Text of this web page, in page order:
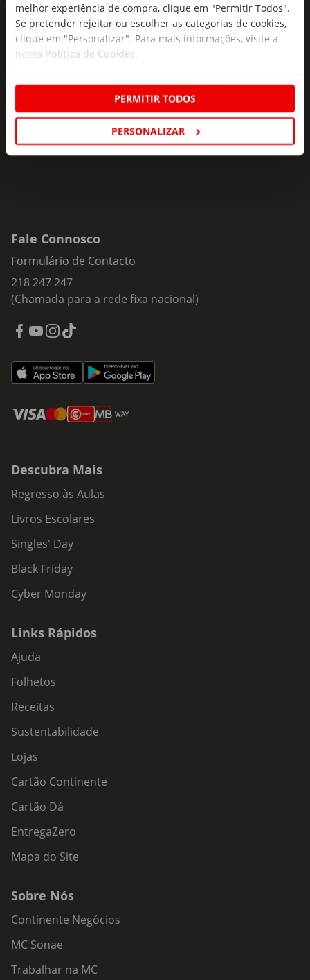
melhor experiência de compra, clique em "Permitir Todos".
Se pretender rejeitar ou escolher as categorias de cookies,
clique em "Personalizar". Para mais informações, visite a
nossa Política de Cookies
PERMITIR TODOS
PERSONALIZAR
As novidades mais frescas no
seu e-mail!
ofertas e novidades para si.
Insira o seu e-
Fale Connosco
Formulário de Contacto
218 247 247
(Chamada para a rede fixa nacional)
Descubra Mais
Regresso às Aulas
Livros Escolares
Singles' Day
Black Friday
Cyber Monday
Links Rápidos
Ajuda
Folhetos
Receitas
Sustentabilidade
Lojas
Cartão Continente
Cartão Dá
EntregaZero
Mapa do Site
Sobre Nós
Continente Negócios
MC Sonae
Trabalhar na MC